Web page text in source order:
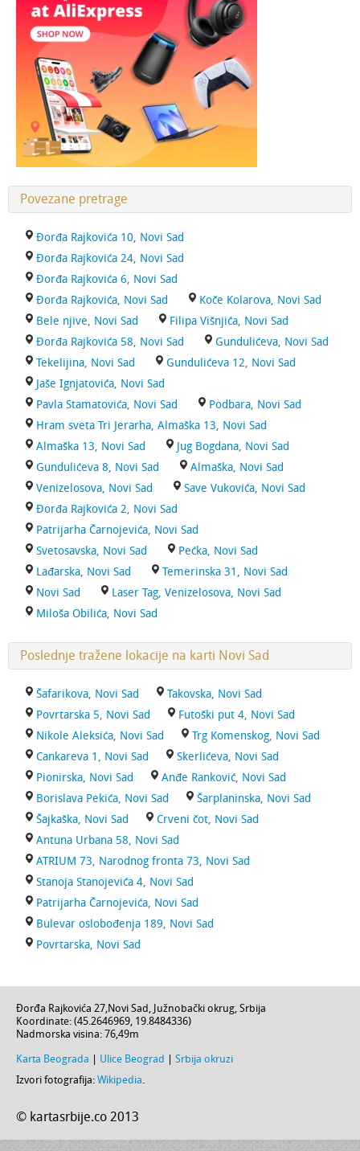
Povezane pretrage
Đorđa Rajkovića 10, Novi Sad
Đorđa Rajkovića 24, Novi Sad
Đorđa Rajkovića 6, Novi Sad
Đorđa Rajkovića, Novi Sad
Koče Kolarova, Novi Sad
Bele njive, Novi Sad
Filipa Višnjića, Novi Sad
Đorđa Rajkovića 58, Novi Sad
Gundulićeva, Novi Sad
Tekelijina, Novi Sad
Gundulićeva 12, Novi Sad
Jaše Ignjatovića, Novi Sad
Pavla Stamatovića, Novi Sad
Podbara, Novi Sad
Hram sveta Tri Jerarha, Almaška 13, Novi Sad
Almaška 13, Novi Sad
Jug Bogdana, Novi Sad
Gundulićeva 8, Novi Sad
Almaška, Novi Sad
Venizelosova, Novi Sad
Save Vukovića, Novi Sad
Đorđa Rajkovića 2, Novi Sad
Patrijarha Čarnojevića, Novi Sad
Svetosavska, Novi Sad
Pećka, Novi Sad
Lađarska, Novi Sad
Temerinska 31, Novi Sad
Novi Sad
Laser Tag, Venizelosova, Novi Sad
Miloša Obilića, Novi Sad
Poslednje tražene lokacije na karti Novi Sad
Šafarikova, Novi Sad
Takovska, Novi Sad
Povrtarska 5, Novi Sad
Futoški put 4, Novi Sad
Nikole Aleksića, Novi Sad
Trg Komenskog, Novi Sad
Cankareva 1, Novi Sad
Skerlićeva, Novi Sad
Pionirska, Novi Sad
Anđe Ranković, Novi Sad
Borislava Pekića, Novi Sad
Šarplaninska, Novi Sad
Šajkaška, Novi Sad
Crveni čot, Novi Sad
Antuna Urbana 58, Novi Sad
ATRIUM 73, Narodnog fronta 73, Novi Sad
Stanoja Stanojevića 4, Novi Sad
Patrijarha Čarnojevića, Novi Sad
Bulevar oslobođenja 189, Novi Sad
Povrtarska, Novi Sad
Đorđa Rajkovića 27,Novi Sad, Južnobački okrug, Srbija
Koordinate: (45.2646969, 19.8484336)
Nadmorska visina: 76,49m
Karta Beograda Ulice Beograd
Srbija okruzi
Izvori fotografija: Wikipedia.
© kartasrbije.co 2013